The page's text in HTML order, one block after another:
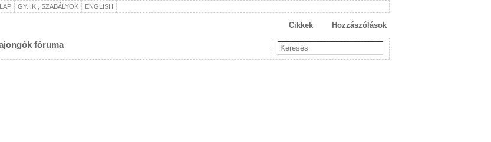
GY.I.K., SZABÁLYOK ENGLISH
fóruma
Hozzászólások
Cikkek